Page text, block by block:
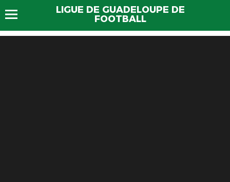
LIGUE DE GUADELOUPE DE
FOOTBALL